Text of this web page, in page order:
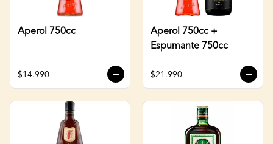
Aperol 750cc
$14.990
Aperol 750cc +
Espumante 750cc
$21.990